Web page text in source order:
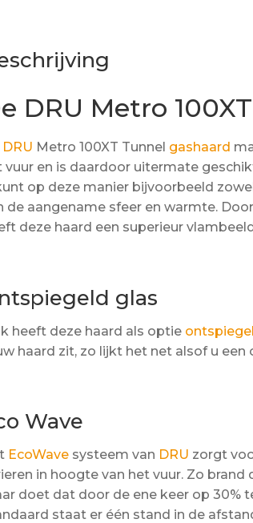
DRU Metro
DRU Metro 100XT Tunnel gashaard
vuur en is daardoor uitermate
op deze manier bijvoorbeeld
de aangename sfeer en warmte.
deze haard een superieur
glas
heeft deze haard als optie
haard zit, zo lijkt het net alsof u
Wave
EcoWave systeem van DRU zorgt
in hoogte van het vuur. Zo
doet dat door de ene keer op 30%
staat er één stand in de